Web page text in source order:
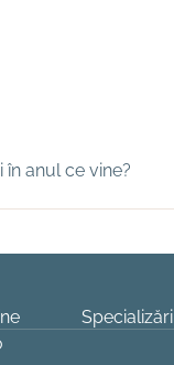
în anul ce vine?
Specializări